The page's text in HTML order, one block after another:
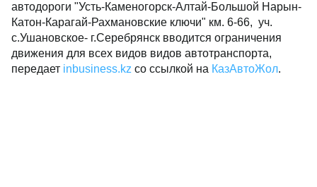
автодороги "Усть-Каменогорск-Алтай-Большой Нарын-
Катон-Карагай-Рахмановские ключи" км. 6-66, уч.
с.Ушановское- г.Серебрянск вводится ограничения
движения для всех видов видов автотранспорта,
передает inbusiness.kz со ссылкой на КазАвтоЖол.